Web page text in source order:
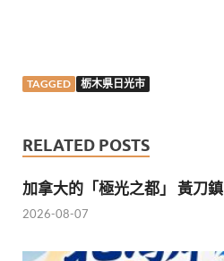
TAGGED 栃木県日光市
RELATED POSTS
加拿大的「極光之都」 黃刀鎮
2026-08-07